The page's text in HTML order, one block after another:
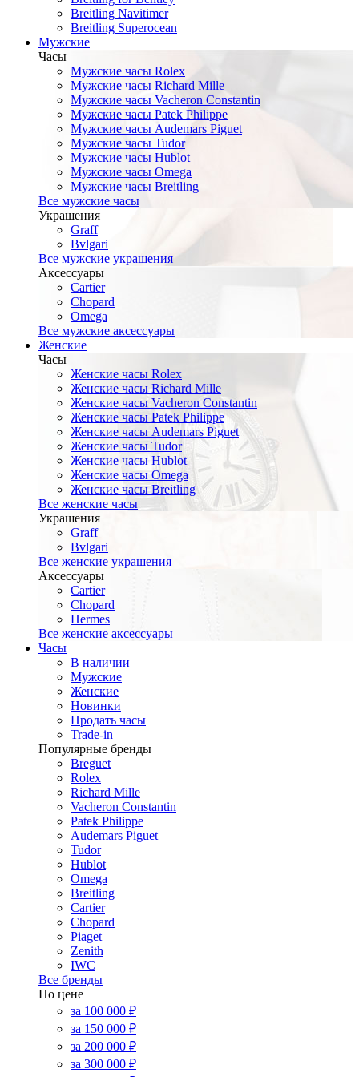
Breitling Navitimer
Breitling Superocean
Мужские
Часы
Мужские часы Rolex
Мужские часы Richard Mille
Мужские часы Vacheron Constantin
Мужские часы Patek Philippe
Мужские часы Audemars Piguet
Мужские часы Tudor
Мужские часы Hublot
Мужские часы Omega
Мужские часы Breitling
Все мужские часы
Украшения
Graff
Bvlgari
Все мужские украшения
Аксессуары
Cartier
Chopard
Omega
Все мужские аксессуары
Женские
Часы
Женские часы Rolex
Женские часы Richard Mille
Женские часы Vacheron Constantin
Женские часы Patek Philippe
Женские часы Audemars Piguet
Женские часы Tudor
Женские часы Hublot
Женские часы Omega
Женские часы Breitling
Все женские часы
Украшения
Graff
Bvlgari
Все женские украшения
Аксессуары
Cartier
Chopard
Hermes
Все женские аксессуары
Часы
В наличии
Мужские
Женские
Новинки
Продать часы
Trade-in
Популярные бренды
Breguet
Rolex
Richard Mille
Vacheron Constantin
Patek Philippe
Audemars Piguet
Tudor
Hublot
Omega
Breitling
Cartier
Chopard
Piaget
Zenith
IWC
Все бренды
По цене
за 100 000 ₽
за 150 000 ₽
за 200 000 ₽
за 300 000 ₽